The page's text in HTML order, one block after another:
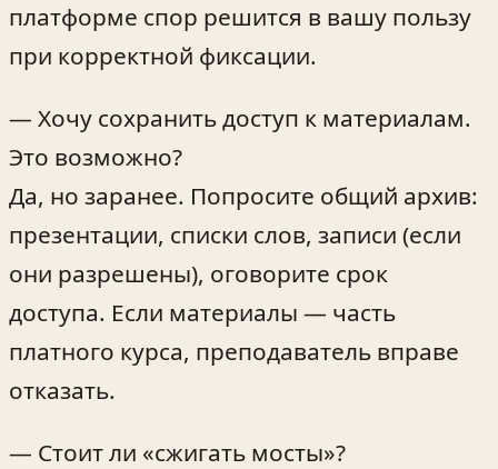
платформе спор решится в вашу пользу
при корректной фиксации.
— Хочу сохранить доступ к материалам.
Это возможно?
Да, но заранее. Попросите общий архив:
презентации, списки слов, записи (если
они разрешены), оговорите срок
доступа. Если материалы — часть
платного курса, преподаватель вправе
отказать.
— Стоит ли «сжигать мосты»?